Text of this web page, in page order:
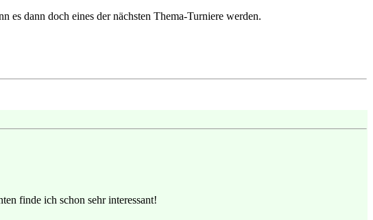
es dann doch eines der nächsten Thema-Turniere werden.
finde ich schon sehr interessant!